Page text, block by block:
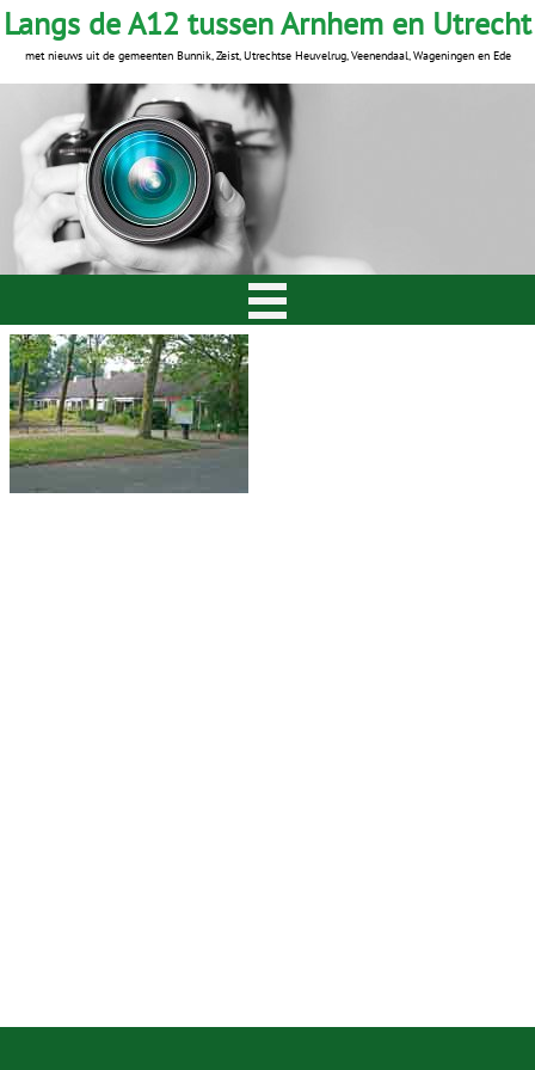
Langs de A12 tussen Arnhem en Utrecht
met nieuws uit de gemeenten Bunnik, Zeist, Utrechtse Heuvelrug, Veenendaal, Wageningen en Ede